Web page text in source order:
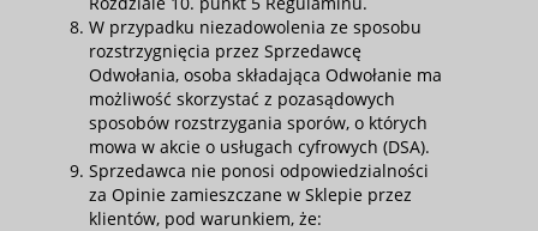
W przypadku niezadowolenia ze sposobu
rozstrzygnięcia przez Sprzedawcę
Odwołania, osoba składająca Odwołanie ma
możliwość skorzystać z pozasądowych
sposobów rozstrzygania sporów, o których
mowa w akcie o usługach cyfrowych (DSA).
Sprzedawca nie ponosi odpowiedzialności
za Opinie zamieszczane w Sklepie przez
klientów, pod warunkiem, że: